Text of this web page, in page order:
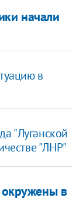
начали
в
"Луганской
"ЛНР"
окружены в